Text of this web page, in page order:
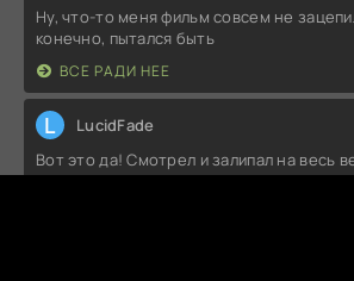
Ну, что-то меня фильм совсем не
конечно, пытался быть
ВСЕ РАДИ НЕЕ
L LucidFade
Вот это да! Смотрел и залипал на весь
конечно, жесть, но